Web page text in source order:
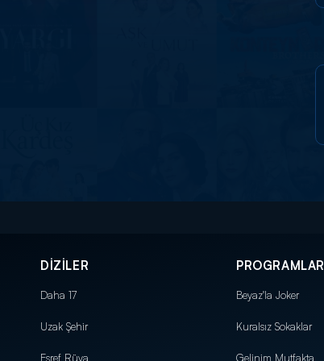
DİZİLER
Daha 17
Uzak Şehir
Eşref Rüya
PROGRAMLAR
Beyaz'la Joker
Kuralsız Sokaklar
Gelinim Mutfakta